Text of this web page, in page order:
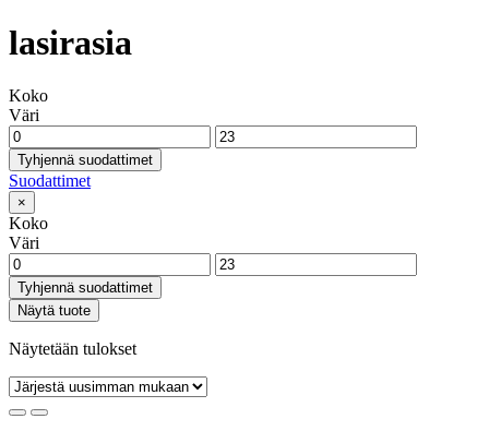
lasirasia
Koko
Väri
Tyhjennä suodattimet
Suodattimet
×
Koko
Väri
Tyhjennä suodattimet
Näytä tuote
Näytetään tulokset